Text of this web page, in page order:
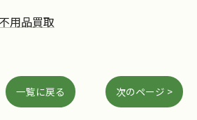
用品買取
一覧に戻る 次のページ >